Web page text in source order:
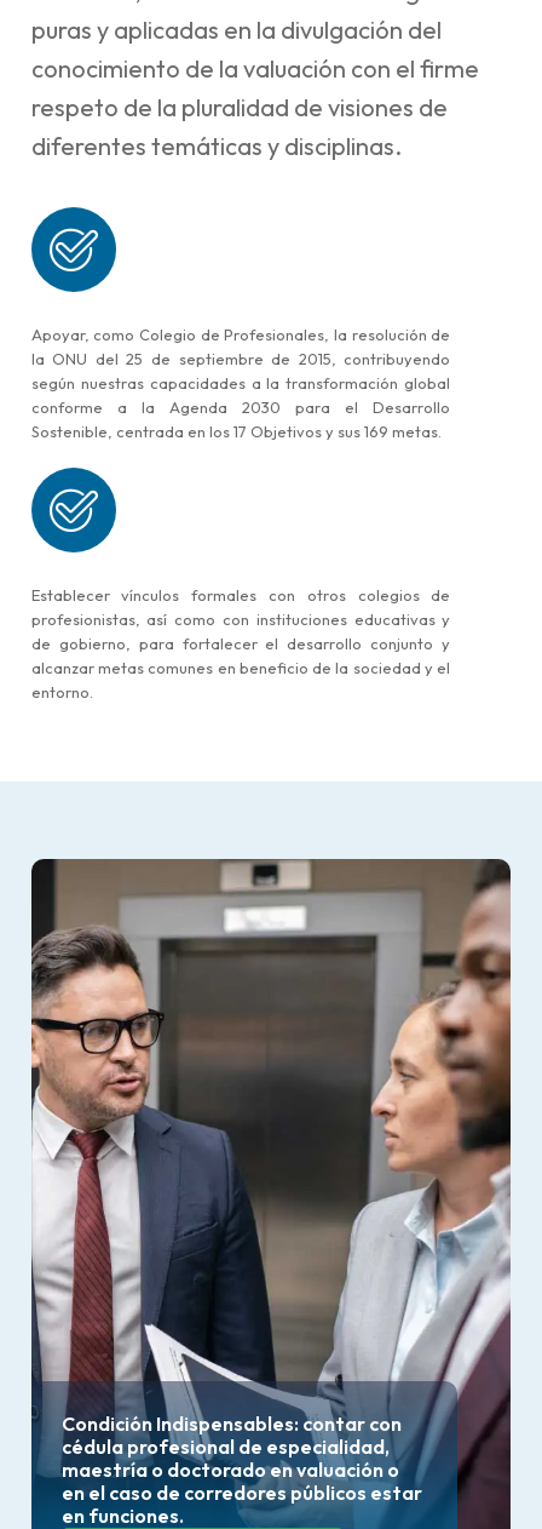
puras y aplicadas en la divulgación del
conocimiento de la valuación con el firme
respeto de la pluralidad de visiones de
diferentes temáticas y disciplinas.
Apoyar, como Colegio de Profesionales, la resolución de
la ONU del 25 de septiembre de 2015, contribuyendo
según nuestras capacidades a la transformación global
conforme a la Agenda 2030 para el Desarrollo
Sostenible, centrada en los 17 Objetivos y sus 169 metas.
Establecer vínculos formales con otros colegios de
profesionistas, así como con instituciones educativas y
de gobierno, para fortalecer el desarrollo conjunto y
alcanzar metas comunes en beneficio de la sociedad y el
entorno.
Condición Indispensables: contar con
cédula profesional de especialidad,
maestría o doctorado en valuación o
en el caso de corredores públicos estar
en funciones.